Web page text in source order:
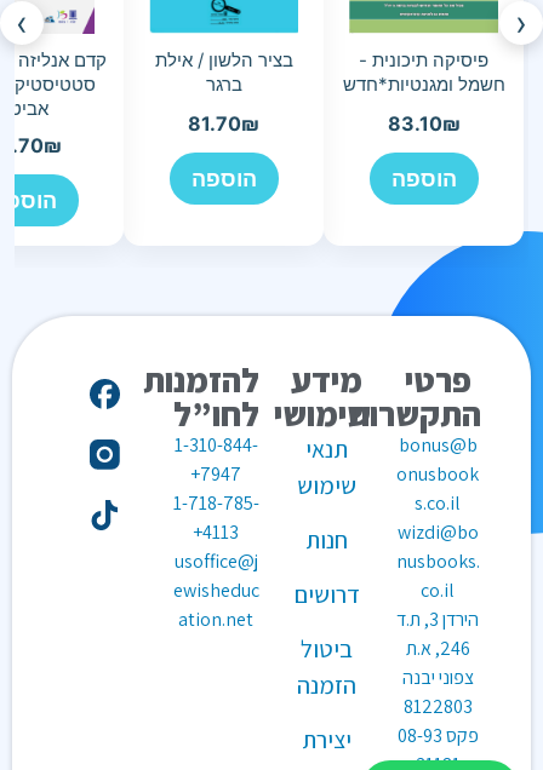
‹
פיסיקה תיכונית -
חשמל ומגנטיות*חדש
83.10₪
הוספה
בציר הלשון / אילת
ברגר
81.70₪
הוספה
קדם אנליזה |
סטטיסטיקה
אביטל
₪
›
פרטי
התקשרות
bonus@b
onusbook
s.co.il
wizdi@bo
nusbooks.
co.il
הירדן 3, ת.ד
246, א.ת
צפוני יבנה
8122803
פקס08-93
31181
מידע
שימושי
תנאי
שימוש
חנות
דרושים
ביטול
הזמנה
יצירת
להזמנות
לחו”ל
1-310-844-
7947+
1-718-785-
4113+
usoffice@j
ewisheduc
ation.net